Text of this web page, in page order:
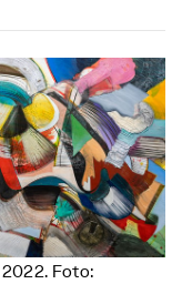
2022. Foto: